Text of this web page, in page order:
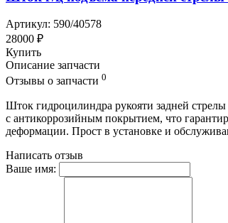
Артикул: 590/40578
28000 ₽
Купить
Описание запчасти
Отзывы о запчасти 0
Шток гидроцилиндра рукояти задней
с антикоррозийным покрытием, что
деформации. Прост в установке и
Написать отзыв
Ваше имя: